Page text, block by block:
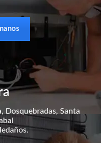
Dosquebradas, Santa